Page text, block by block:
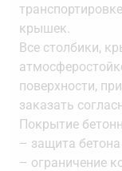
крышек.
Все столбики,
поверхности,
заказать
Покрытие
– защита
– ограничение